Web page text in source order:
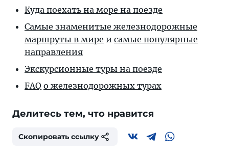
Куда поехать на море на поезде
Самые знаменитые железнодорожные
маршруты в мире и самые популярные
направления
Экскурсионные туры на поезде
FAQ о железнодорожных турах
Делитесь тем, что нравится
Скопировать ссылку